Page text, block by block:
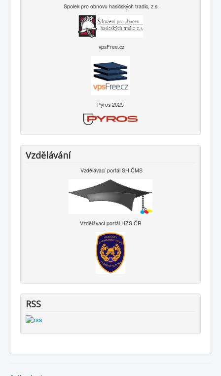
Spolek pro obnovu hasičských tradic, z.s.
vpsFree.cz
Pyros 2025
Vzdělávání
Vzdělávací portál SH ČMS
Vzdělávací portál HZS ČR
RSS